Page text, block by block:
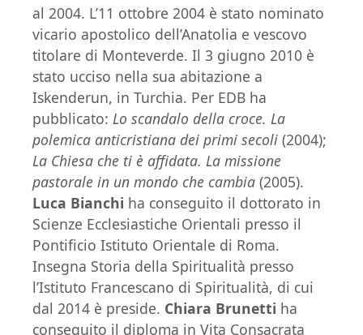
al 2004. L’11 ottobre 2004 è stato nominato
vicario apostolico dell’Anatolia e vescovo
titolare di Monteverde. Il 3 giugno 2010 è
stato ucciso nella sua abitazione a
Iskenderun, in Turchia. Per EDB ha
pubblicato: Lo scandalo della croce. La
polemica anticristiana dei primi secoli (2004);
La Chiesa che ti è affidata. La missione
pastorale in un mondo che cambia (2005).
Luca Bianchi ha conseguito il dottorato in
Scienze Ecclesiastiche Orientali presso il
Pontificio Istituto Orientale di Roma.
Insegna Storia della Spiritualità presso
l’Istituto Francescano di Spiritualità, di cui
dal 2014 è preside. Chiara Brunetti ha
conseguito il diploma in Vita Consacrata